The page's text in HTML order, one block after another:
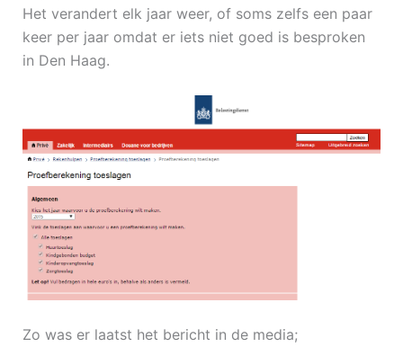
Het verandert elk jaar weer, of soms zelfs een paar
keer per jaar omdat er iets niet goed is besproken
in Den Haag.
Zo was er laatst het bericht in de media;